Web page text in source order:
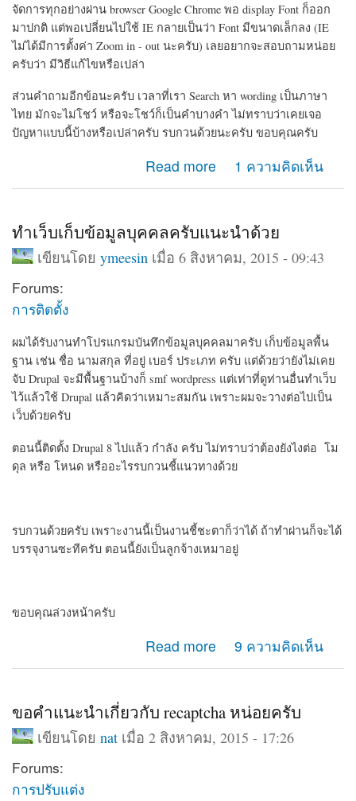
จัดการทุกอย่างผ่าน browser Google Chrome พอ display Font ก็ออก
มาปกติ แต่พอเปลี่ยนไปใช้ IE กลายเป็นว่า Font มีขนาดเล็กลง (IE
ไม่ได้มีการตั้งค่า Zoom in - out นะครับ) เลยอยากจะสอบถามหน่อย
ครับว่า มีวิธีแก้ไขหรือเปล่า
ส่วนคำถามอีกข้อนะครับ เวลาที่เรา Search หา wording เป็นภาษา
ไทย มักจะไม่โชว์ หรือจะโชว์ก็เป็นคำบางคำ ไม่ทราบว่าเคยเจอ
ปัญหาแบบนี้บ้างหรือเปล่าครับ รบกวนด้วยนะครับ ขอบคุณครับ
Read more
about ขนาด Font display ในแต่ละ browser และการ
Search เป็นภาษาไทย
1 ความคิดเห็น
ทำเว็บเก็บข้อมูลบุคคลครับแนะนำด้วย
เขียนโดย ymeesinเมื่อ 6 สิงหาคม, 2015 - 09:43
Forums:
การติดตั้ง
ผมได้รับงานทำโปรแกรมบันทึกข้อมูลบุคคลมาครับ เก็บข้อมูลพื้น
ฐาน เช่น ชื่อ นามสกุล ที่อยู่ เบอร์ ประเภท ครับ แต่ด้วยว่ายังไม่เคย
จับ Drupal จะมีพื้นฐานบ้างก็ smf wordpress แต่เท่าที่ดูท่านอื่นทำเว็บ
ไว้แล้วใช้ Drupal แล้วคิดว่าเหมาะสมกัน เพราะผมจะวางต่อไปเป็น
เว็บด้วยครับ
ตอนนี้ติดตั้ง Drupal 8 ไปแล้ว กำลัง ครับ ไม่ทราบว่าต้องยังไงต่อ โม
ดุล หรือ โหนด หรืออะไรรบกวนชี้แนวทางด้วย
รบกวนด้วยครับ เพราะงานนี้เป็นงานชี้ชะตาก็ว่าได้ ถ้าทำผ่านก็จะได้
บรรจุงานซะทีครับ ตอนนี้ยังเป็นลูกจ้างเหมาอยู่
ขอบคุณล่วงหน้าครับ
Read more
about ทำเว็บเก็บข้อมูลบุคคลครับแนะนำด้วย9 ความคิดเห็น
ขอคำแนะนำเกี่ยวกับ recaptcha หน่อยครับ
เขียนโดย natเมื่อ 2 สิงหาคม, 2015 - 17:26
Forums:
การปรับแต่ง